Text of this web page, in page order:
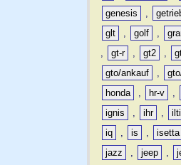
genesis
,
glt
, golf ,
,
gt-r , gt2 ,
gto/ankauf
,
honda
, hr-v ,
ignis
, ihr ,
iq
, is , isetta
jazz
, jeep ,